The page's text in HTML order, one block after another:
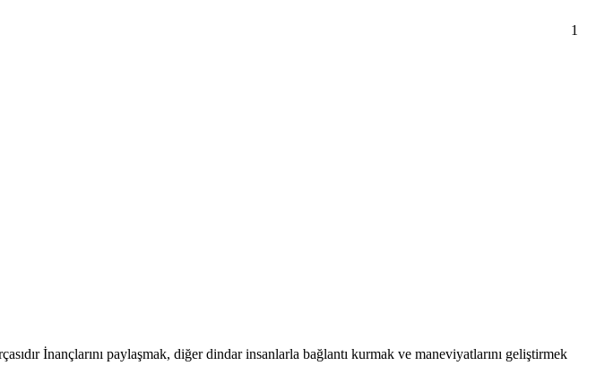
İnançlarını paylaşmak, diğer dindar insanlarla bağlantı kurmak ve maneviyatlarını geliştirmek
1